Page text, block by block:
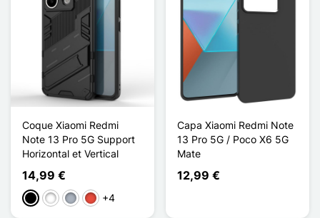
Coque Xiaomi Redmi
Note 13 Pro 5G Support
Horizontal et Vertical
14,99 €
PretoBrancoCinzento
Vermelho
+4
Capa Xiaomi Redmi Note
13 Pro 5G / Poco X6 5G
Mate
12,99 €